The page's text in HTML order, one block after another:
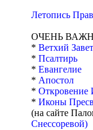
Летопись
ОЧЕНЬ
* Ветхий Завет
* Псалтирь
* Евангелие
* Апостол
* Откровение
* Иконы
(на сайте
Снессоревой)